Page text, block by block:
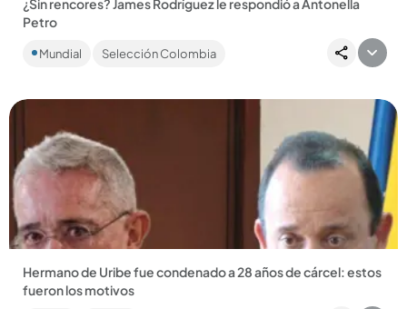
¿Sin rencores? James Rodríguez le respondió a Antonella
Petro
Después del video que la hija del presidente le dedicó, el ‘10’
de la Selección Colombia le envió un mensaje directo....
Mundial Selección Colombia
Compartir Noticia
Hermano de Uribe fue condenado a 28 años de cárcel: estos
fueron los motivos